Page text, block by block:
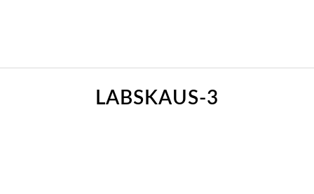
LABSKAUS-3